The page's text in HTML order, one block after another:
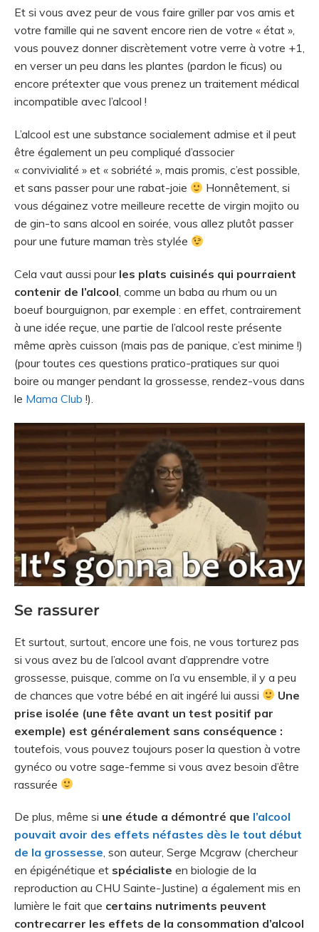
Et si vous avez peur de vous faire griller par vos amis et
votre famille qui ne savent encore rien de votre « état »,
vous pouvez donner discrètement votre verre à votre +1,
en verser un peu dans les plantes (pardon le ficus) ou
encore prétexter que vous prenez un traitement médical
incompatible avec l’alcool !
L’alcool est une substance socialement admise et il peut
être également un peu compliqué d’associer
« convivialité » et « sobriété », mais promis, c’est possible,
et sans passer pour une rabat-joie
Honnêtement, si
vous dégainez votre meilleure recette de virgin mojito ou
de gin-to sans alcool en soirée, vous allez plutôt passer
pour une future maman très stylée
Cela vaut aussi pourles plats cuisinés qui pourraient
contenir de l’alcool , comme un baba au rhum ou un
boeuf bourguignon, par exemple : en effet, contrairement
à une idée reçue, une partie de l’alcool reste présente
même après cuisson (mais pas de panique, c’est minime !)
(pour toutes ces questions pratico-pratiques sur quoi
boire ou manger pendant la grossesse, rendez-vous dans
le Mama Club !).
Se rassurer
Et surtout, surtout, encore une fois, ne vous torturez pas
si vous avez bu de l’alcool avant d’apprendre votre
grossesse, puisque, comme on l’a vu ensemble, il y a peu
de chances que votre bébé en ait ingéré lui aussi
Une
prise isolée (une fête avant un test positif par
exemple) est généralement sans conséquence :
toutefois, vous pouvez toujours poser la question à votre
gynéco ou votre sage-femme si vous avez besoin d’être
rassurée
De plus, même si une étude a démontré que l’alcool
pouvait avoir des effets néfastes dès le tout début
de la grossesse, son auteur, Serge Mcgraw (chercheur
en épigénétique et spécialiste en biologie de la
reproduction au CHU Sainte-Justine) a également mis en
lumière le fait que certains nutriments peuvent
contrecarrer les effets de la consommation d’alcool